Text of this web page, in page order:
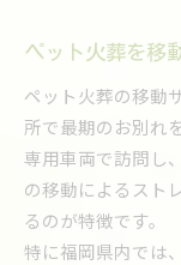
家族と
ペット
移動ペット
移動ペ
ペット
思い出
ペット火葬を移
ペット火葬の移動
所で最期のお別れ
専用車両で訪問し
の移動によるスト
るのが特徴です。
特に福岡県内では